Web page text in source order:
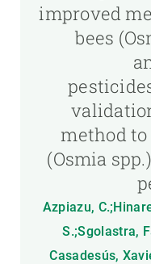
improved
bees
method
(Osmia
Azpiazu,
S.;Sgolastra,
Casadesús,